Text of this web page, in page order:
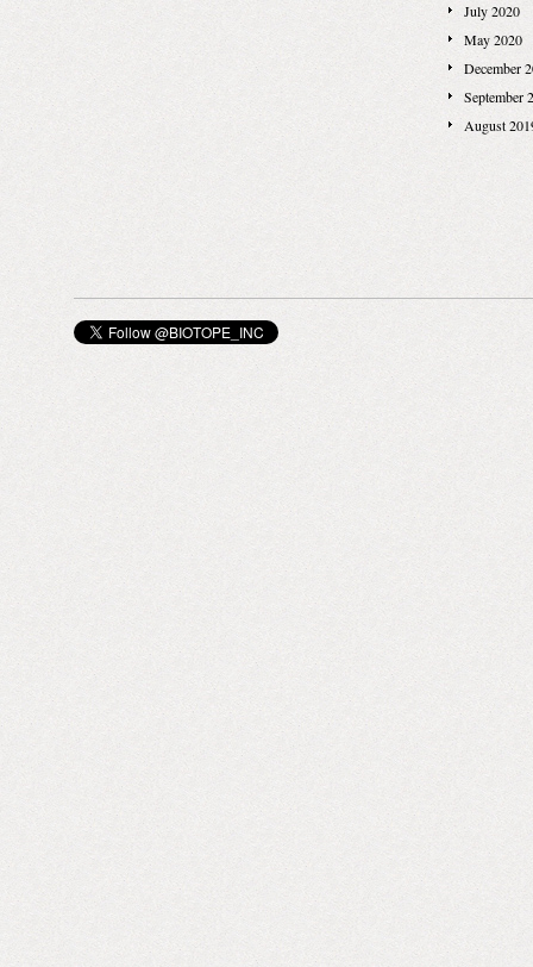
July 2020
May 2020
December
September
August